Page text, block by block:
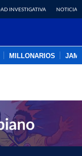
INVESTIGATIVA NOTICIAS
MILLONARIOS